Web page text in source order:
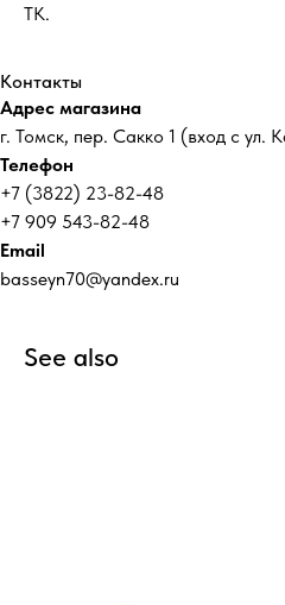
ТК.
Контакты
Адрес магазина
г. Томск, пер. Сакко 1 (вход с ул.
Телефон
+7 (3822) 23-82-48
+7 909 543-82-48
Email
basseyn70@yandex.ru
See also